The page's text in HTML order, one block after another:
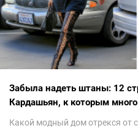
Забыла надеть штаны: 12
Кардашьян, к которым много
Какой модный дом отрекся от